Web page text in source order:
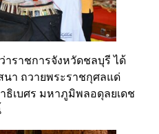
ราชการจังหวัดชลบุรี ได้
นา ถวายพระราชกุศลแด่
เบศร มหาภูมิพลอดุลยเดช